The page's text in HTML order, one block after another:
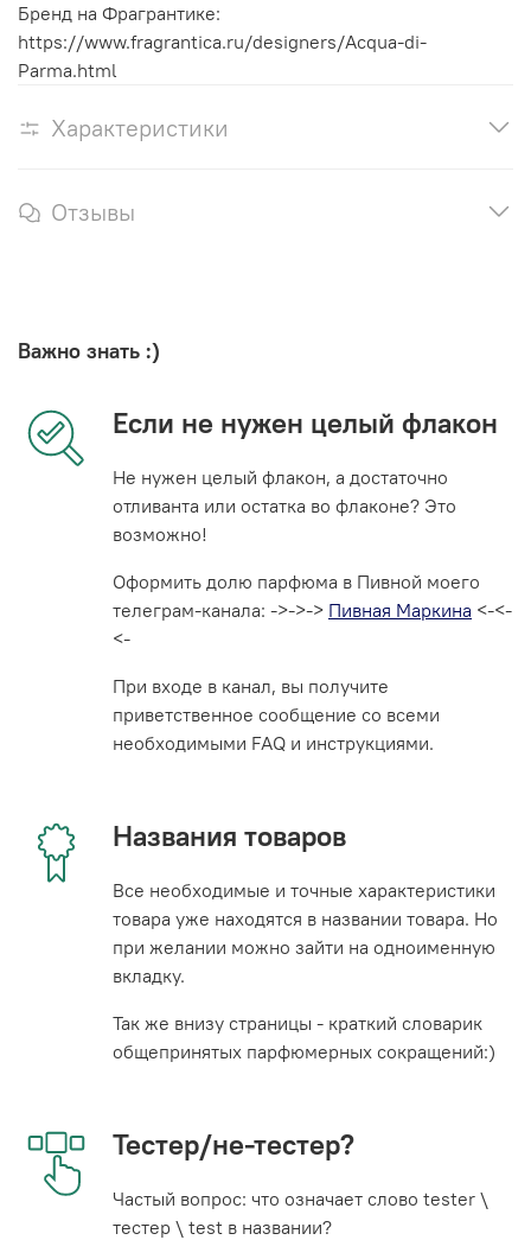
Бренд на Фрагрантике:
https://www.fragrantica.ru/designers/Acqua-di-
Parma.html
Характеристики
Отзывы
Важно знать :)
Если не нужен целый флакон
Не нужен целый флакон, а достаточно
отливанта или остатка во флаконе? Это
возможно!
Оформить долю парфюма в Пивной моего
телеграм-канала: ->->-> Пивная Маркина <-<-
<-
При входе в канал, вы получите
приветственное сообщение со всеми
необходимыми FAQ и инструкциями.
Названия товаров
Все необходимые и точные характеристики
товара уже находятся в названии товара. Но
при желании можно зайти на одноименную
вкладку.
Так же внизу страницы - краткий словарик
общепринятых парфюмерных сокращений:)
Тестер/не-тестер?
Частый вопрос: что означает слово tester \
тестер \ test в названии?